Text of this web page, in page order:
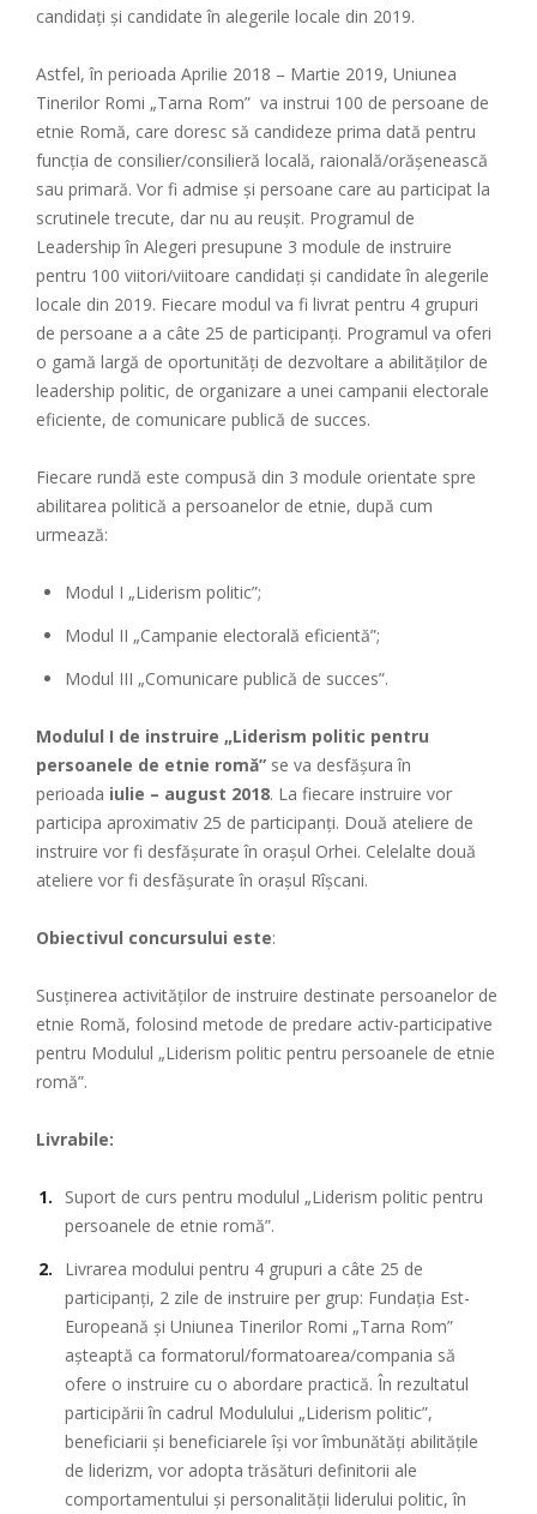
candidaţi şi candidate în alegerile locale din 2019.
Astfel, în perioada Aprilie 2018 – Martie 2019, Uniunea
Tinerilor Romi „Tarna Rom” va instrui 100 de persoane de
etnie Romă, care doresc să candideze prima dată pentru
funcţia de consilier/consilieră locală, raională/orăşenească
sau primară. Vor fi admise şi persoane care au participat la
scrutinele trecute, dar nu au reuşit. Programul de
Leadership în Alegeri presupune 3 module de instruire
pentru 100 viitori/viitoare candidaţi şi candidate în alegerile
locale din 2019. Fiecare modul va fi livrat pentru 4 grupuri
de persoane a a câte 25 de participanţi. Programul va oferi
o gamă largă de oportunități de dezvoltare a abilităților de
leadership politic, de organizare a unei campanii electorale
eficiente, de comunicare publică de succes.
Fiecare rundă este compusă din 3 module orientate spre
abilitarea politică a persoanelor de etnie, după cum
urmează:
Modul I „Liderism politic”;
Modul II „Campanie electorală eficientă”;
Modul III „Comunicare publică de succes”.
Modulul I de instruire „Liderism politic pentru
persoanele de etnie romă” se va desfăşura în
perioada iulie – august 2018. La fiecare instruire vor
participa aproximativ 25 de participanţi. Două ateliere de
instruire vor fi desfăşurate în oraşul Orhei. Celelalte două
ateliere vor fi desfăşurate în oraşul Rîşcani.
Obiectivul concursului este:
Susţinerea activităţilor de instruire destinate persoanelor de
etnie Romă, folosind metode de predare activ-participative
pentru Modulul „Liderism politic pentru persoanele de etnie
romă”.
Livrabile:
Suport de curs pentru modulul „Liderism politic pentru
persoanele de etnie romă”.
Livrarea modului pentru 4 grupuri a câte 25 de
participanţi, 2 zile de instruire per grup: Fundaţia Est-
Europeană şi Uniunea Tinerilor Romi „Tarna Rom”
aşteaptă ca formatorul/formatoarea/compania să
ofere o instruire cu o abordare practică. În rezultatul
participării în cadrul Modulului „Liderism politic”,
beneficiarii şi beneficiarele îşi vor îmbunătăţi abilităţile
de liderizm, vor adopta trăsături definitorii ale
comportamentului şi personalităţii liderului politic, în